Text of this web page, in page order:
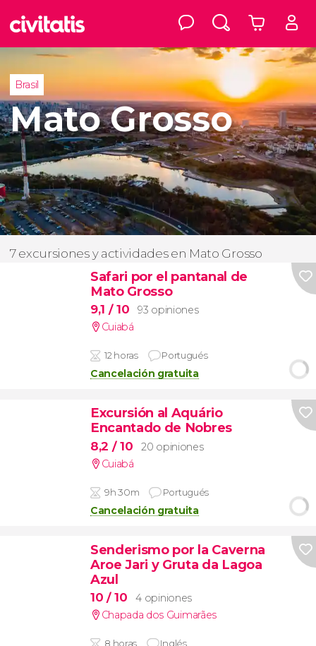
Brasil
Mato Grosso
7 excursiones y actividades en Mato Grosso
Safari por el pantanal de
Mato Grosso
9,1 / 10
93 opiniones
Cuiabá
12 horas Portugués
Cancelación gratuita
Excursión al Aquário
Encantado de Nobres
8,2 / 10
20 opiniones
Cuiabá
9h 30m Portugués
Cancelación gratuita
Senderismo por la Caverna
Aroe Jari y Gruta da Lagoa
Azul
10 / 10
4 opiniones
Chapada dos Guimarães
8 horas Inglés